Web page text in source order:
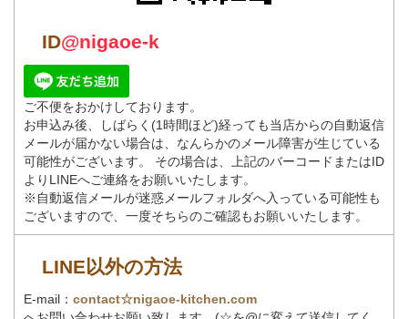
ID@nigaoe-k
ご不便をおかけしております。
お申込み後、しばらく(1時間ほど)経っても当店からの自動返信
メールが届かない場合は、なんらかのメール障害が生じている
可能性がございます。 その場合は、上記のバーコードまたはID
よりLINEへご連絡をお願いいたします。
※自動返信メールが迷惑メールフォルダへ入っている可能性も
ございますので、一度そちらのご確認もお願いいたします。
LINE以外の方法
E-mail： contact☆nigaoe-kitchen.com